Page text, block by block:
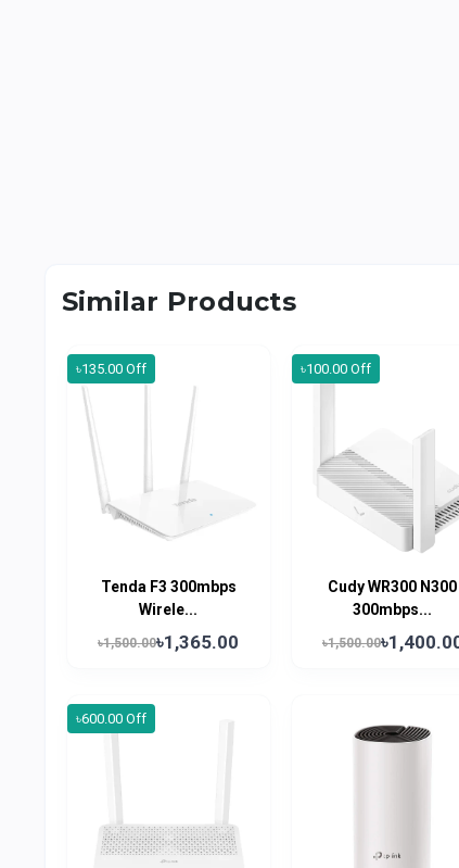
Similar Products
৳135.00 Off
Tenda F3 300mbps
Wirele...
৳1,500.00৳1,365.00
৳100.00 Off
Cudy WR300 N300
300mbps...
৳1,500.00
৳600.00 Off